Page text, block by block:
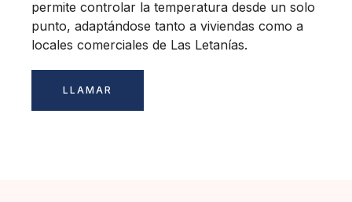
permite controlar la temperatura desde un solo
punto, adaptándose tanto a viviendas como a
locales comerciales de Las Letanías.
LLAMAR